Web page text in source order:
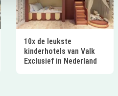
10x de leukste
kinderhotels van Valk
Exclusief in Nederland